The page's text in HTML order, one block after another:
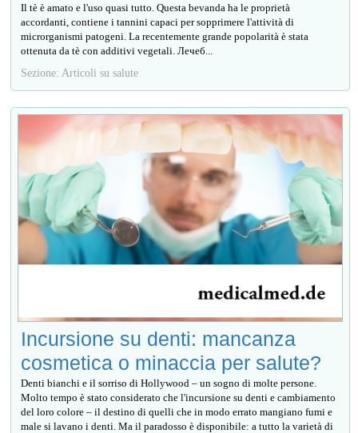
Il tè è amato e l'uso quasi tutto. Questa bevanda ha le proprietà
accordanti, contiene i tannini capaci per sopprimere l'attività di
microrganismi patogeni. La recentemente grande popolarità è stata
ottenuta da tè con additivi vegetali. Лечеб...
Sezione: Articoli su salute
Incursione su denti: mancanza
cosmetica o minaccia per salute?
Denti bianchi e il sorriso di Hollywood – un sogno di molte persone.
Molto tempo è stato considerato che l'incursione su denti e cambiamento
del loro colore – il destino di quelli che in modo errato mangiano fumi e
male si lavano i denti. Ma il paradosso è disponibile: a tutto la varietà di